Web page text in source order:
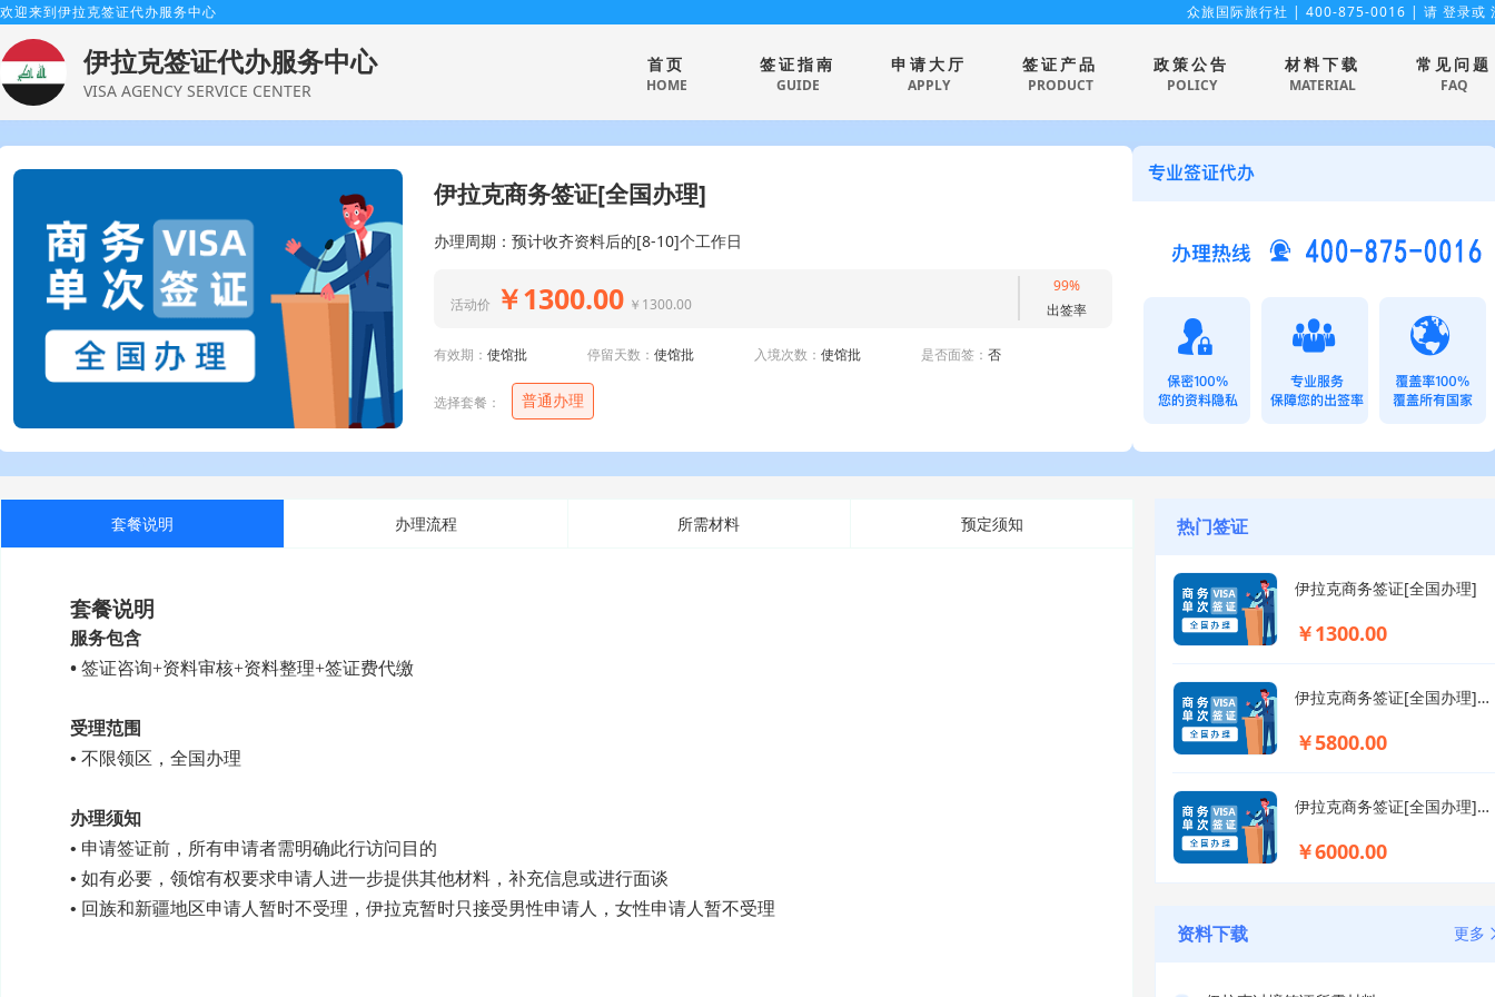
欢迎来到伊拉克签证代办服务中心 众旅国际旅行社 | 400-875-0016 | 请 登录或
伊拉克签证代办服务中心
VISA AGENCY SERVICE CENTER
首页
HOME
签证指南
GUIDE
申请大厅
APPLY
签证产品
PRODUCT
政策公告
POLICY
材料下载
MATERIAL
常见问题
FAQ
伊拉克商务签证[全国办理]
办理周期：预计收齐资料后的[8-10]个工作日
活动价 ￥1300.00 ￥1300.00
99%
出签率
有效期： 使馆批 停留天数： 使馆批 入境次数： 使馆批 是否面签： 否
选择套餐： 普通办理
套餐说明 办理流程 所需材料 预定须知
套餐说明
服务包含
• 签证咨询+资料审核+资料整理+签证费代缴
受理范围
• 不限领区，全国办理
办理须知
• 申请签证前，所有申请者需明确此行访问目的
• 如有必要，领馆有权要求申请人进一步提供其他材料，补充信息或进行面谈
• 回族和新疆地区申请人暂时不受理，伊拉克暂时只接受男性申请人，女性申请人暂不受理
热门签证
伊拉克商务签证[全国办理]
￥1300.00
伊拉克商务签证[全国办理]+简化材料
￥5800.00
伊拉克商务签证[全国办理]+简化材料+拒签退款
￥6000.00
资料下载 更多